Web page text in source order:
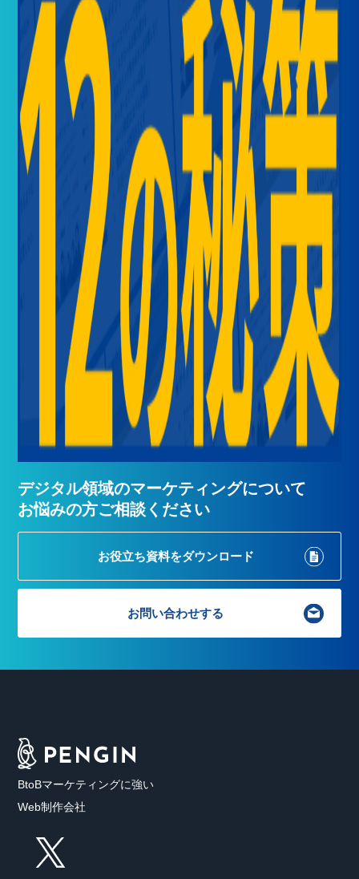
デジタル領域のマーケティングについて
お悩みの方ご相談ください
お役立ち資料をダウンロード
お問い合わせする
BtoBマーケティングに強い
Web制作会社